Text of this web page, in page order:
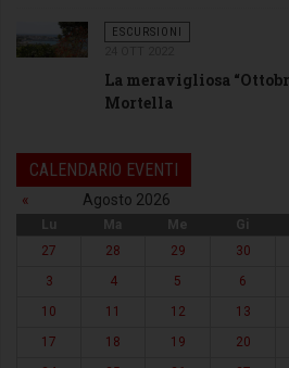
ESCURSIONI
La meravigliosa
Mortella
CALENDARIO EVENTI
« Agosto 2026
Lu Ma Me Gi
27
28 29 30
3
4 5 6
10
11 12 13
17
18 19 20